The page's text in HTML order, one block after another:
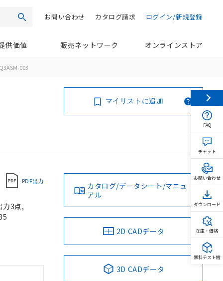
検索 ログイン/新規登録
カタログ請求
お問い合わせ
供価値 販売ネットワーク オンラインストア
003
マイリストに追加
PDF出力
力3点,
カタログ/データシート/マニュ
アル
2D CADデータ
3D CADデータ
FAQ
チャット
お問い合わせ
ダウンロード
在庫・価格
無料テスト機